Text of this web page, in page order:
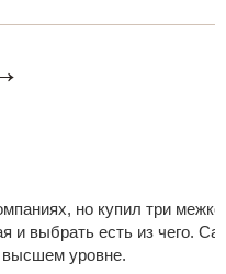
но купил три
и выбрать есть из чего.
уровне.